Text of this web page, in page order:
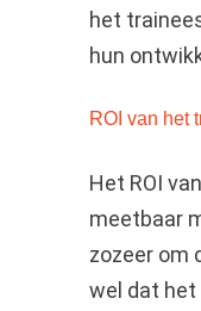
het
hun
ROI van het
Het ROI
meetbaar
zozeer om
wel dat het